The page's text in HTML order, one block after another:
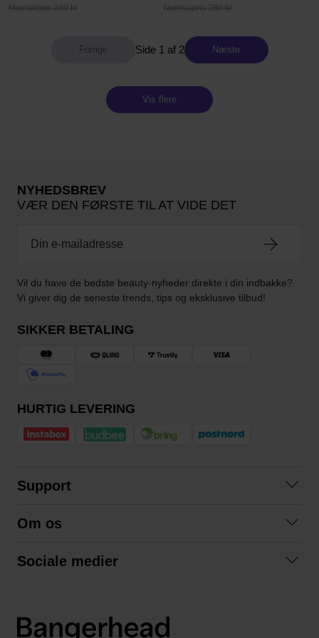
Normalpris 280 kr Normalpris 280 kr
Side 1 af 2 Næste
Vis flere
NYHEDSBREV
VÆR DEN FØRSTE TIL AT VIDE DET
Vil du have de bedste beauty-nyheder direkte i din indbakke?
Vi giver dig de seneste trends, tips og eksklusive tilbud!
SIKKER BETALING
HURTIG LEVERING
Support
Betingelser
Om os
Sociale medier
LinkedIn